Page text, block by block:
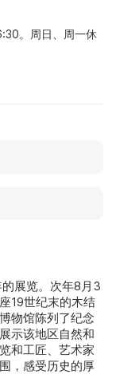
展览。次年8月3
19世纪末的木结
物馆陈列了纪念
示该地区自然和
和工匠、艺术家
，感受历史的厚
。周日、周一休